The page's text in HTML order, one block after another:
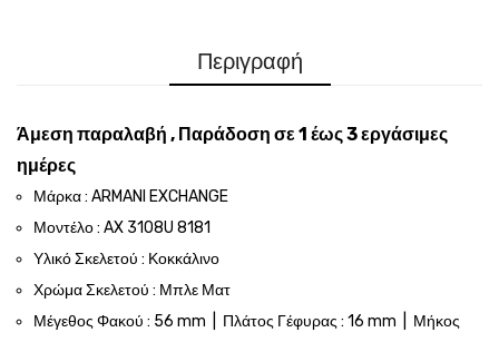
Περιγραφή
Άμεση παραλαβή , Παράδοση σε 1 έως 3 εργάσιμες
ημέρες
Μάρκα : ARMANI EXCHANGE
Μοντέλο : AX 3108U 8181
Υλικό Σκελετού : Κοκκάλινο
Χρώμα Σκελετού : Μπλε Ματ
Μέγεθος Φακού : 56 mm | Πλάτος Γέφυρας : 16 mm | Μήκος